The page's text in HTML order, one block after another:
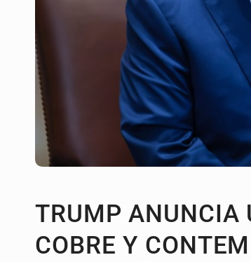
Quinto Patio
TRUMP ANUNCIA
COBRE Y